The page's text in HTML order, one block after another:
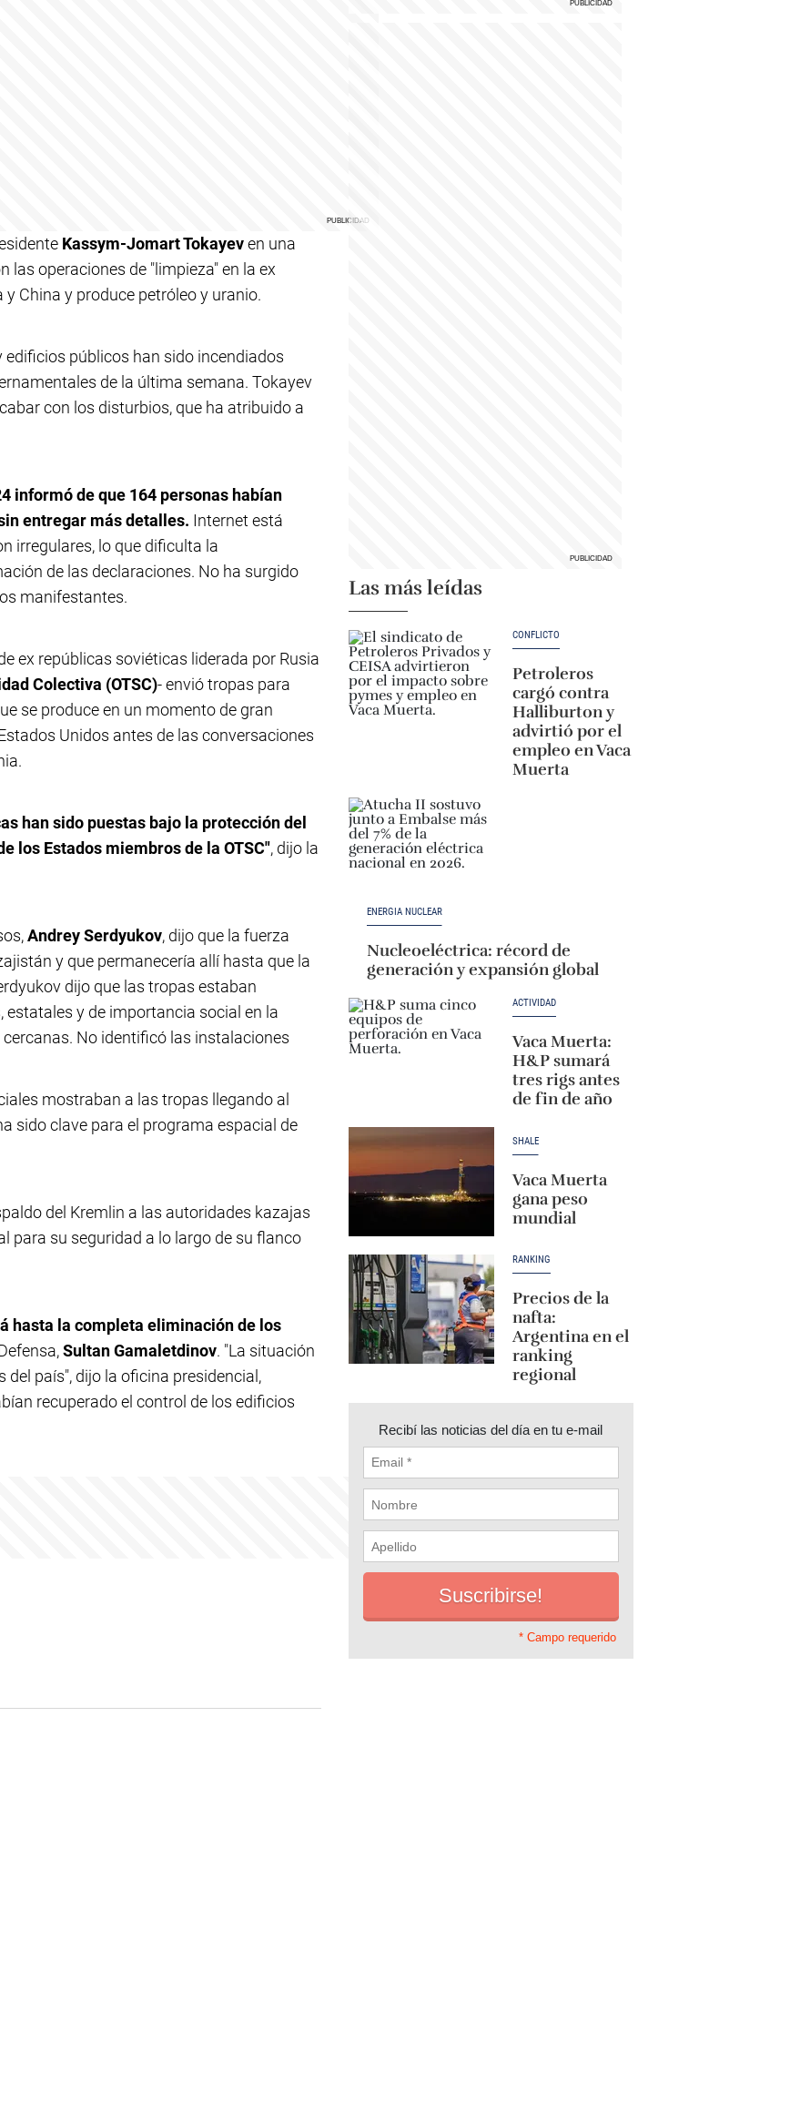
Kassym-Jomart Tokayeven una
operaciones de "limpieza" en la ex
China y produce petróleo y uranio.
públicos han sido incendiados
de la última semana. Tokayev
con los disturbios, que ha atribuido a
informó de que 164 personas habían
entregar más detalles. Internet está
irregulares, lo que dificulta la
de las declaraciones. No ha surgido
manifestantes.
ex repúblicas soviéticas liderada por Rusia
Colectiva (OTSC)- envió tropas para
se produce en un momento de gran
Unidos antes de las conversaciones
han sido puestas bajo la protección del
los Estados miembros de la OTSC", dijo la
Andrey Serdyukov, dijo que la fuerza
y que permanecería allí hasta que la
dijo que las tropas estaban
y de importancia social en la
No identificó las instalaciones
mostraban a las tropas llegando al
sido clave para el programa espacial de
del Kremlin a las autoridades kazajas
para su seguridad a lo largo de su flanco
hasta la completa eliminación de los
Sultan Gamaletdinov. "La situación
país", dijo la oficina presidencial,
recuperado el control de los edificios
Las más leídas
CONFLICTO
Petroleros
cargó contra
Halliburton y
advirtió por el
empleo en Vaca
Muerta
ENERGÍA NUCLEAR
Nucleoeléctrica: récord de
generación y expansión global
ACTIVIDAD
Vaca Muerta:
H&P sumará
tres rigs antes
de fin de año
SHALE
Vaca Muerta
gana peso
mundial
RANKING
Precios de la
nafta:
Argentina en el
ranking
regional
Recibí las noticias del día en tu e-mail
* Campo requerido